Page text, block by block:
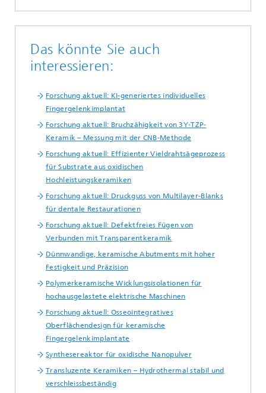
Das könnte Sie auch
interessieren:
Forschung aktuell: KI-generiertes individuelles
Fingergelenkimplantat
Forschung aktuell: Bruchzähigkeit von 3Y-TZP-
Keramik – Messung mit der CNB-Methode
Forschung aktuell: Effizienter Vieldrahtsägeprozess
für Substrate aus oxidischen
Hochleistungskeramiken
Forschung aktuell: Druckguss von Multilayer-Blanks
für dentale Restaurationen
Forschung aktuell: Defektfreies Fügen von
Verbunden mit Transparentkeramik
Dünnwandige, keramische Abutments mit hoher
Festigkeit und Präzision
Polymerkeramische Wicklungsisolationen für
hochausgelastete elektrische Maschinen
Forschung aktuell: Osseointegratives
Oberflächendesign für keramische
Fingergelenkimplantate
Synthesereaktor für oxidische Nanopulver
Transluzente Keramiken – Hydrothermal stabil und
verschleissbeständig